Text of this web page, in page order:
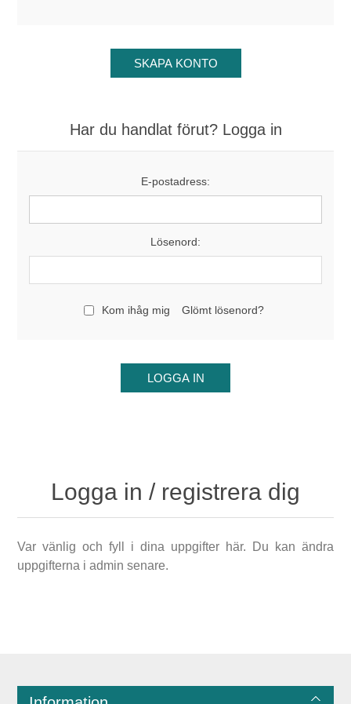
Har du handlat förut? Logga in
E-postadress:
Lösenord:
Kom ihåg mig Glömt lösenord?
Logga in / registrera dig
Var vänlig och fyll i dina uppgifter här. Du kan ändra
uppgifterna i admin senare.